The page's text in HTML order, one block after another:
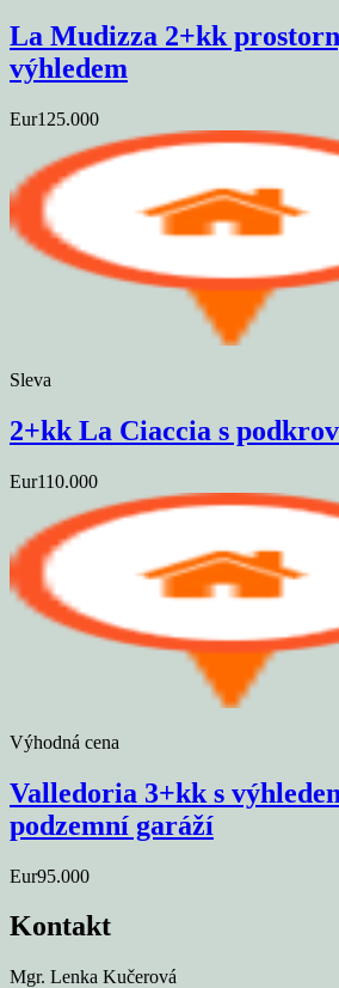
La Mudizza 2+kk
výhledem
Eur125.000
Sleva
2+kk La Ciaccia s
Eur110.000
Výhodná cena
Valledoria 3+kk s
podzemní garáží
Eur95.000
Kontakt
Mgr. Lenka Kučerová